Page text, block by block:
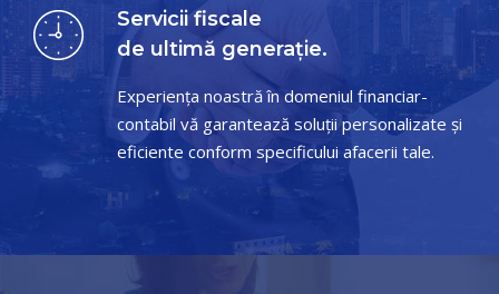
Servicii fiscale
de ultimă generație.
Experiența noastră în domeniul financiar-
contabil vă garantează soluții personalizate și
eficiente conform specificului afacerii tale.